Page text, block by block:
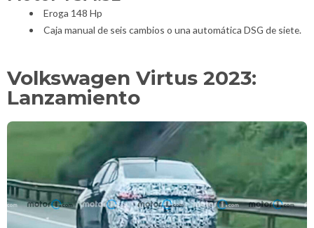
Eroga 148 Hp
Caja manual de seis cambios o una automática DSG de siete.
Volkswagen Virtus 2023:
Lanzamiento